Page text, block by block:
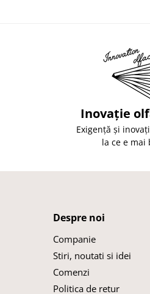
Inovație
Exigență și
la ce e mai
Despre noi
Companie
Stiri, noutati si idei
Comenzi
Politica de retur